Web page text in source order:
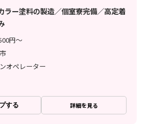
ラー塗料の製造／個室寮完備／高定着
円～
オペレーター
する 詳細を見る